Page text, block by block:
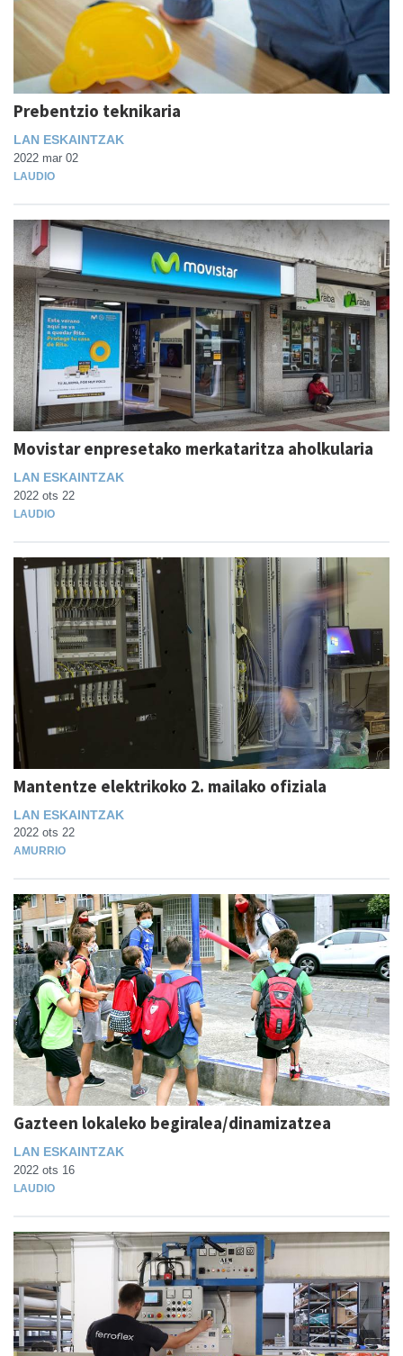
Prebentzio teknikaria
LAN ESKAINTZAK
2022 mar 02
LAUDIO
Movistar enpresetako merkataritza aholkularia
LAN ESKAINTZAK
2022 ots 22
LAUDIO
Mantentze elektrikoko 2. mailako ofiziala
LAN ESKAINTZAK
2022 ots 22
AMURRIO
Gazteen lokaleko begiralea/dinamizatzea
LAN ESKAINTZAK
2022 ots 16
LAUDIO